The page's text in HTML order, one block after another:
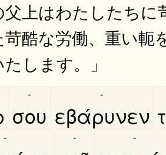
父上はわたしたち
酷な労働、重い
します。」
σου
-
εβάρυνεν
-
- - -